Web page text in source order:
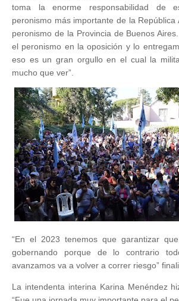
toma la enorme responsabilidad de
peronismo más importante de la
peronismo de la Provincia de Buenos
el peronismo en la oposición y lo
eso es un gran orgullo en el cual la
mucho que ver”.
“En el 2023 tenemos que garantizar
gobernando porque de lo contrario
avanzamos va a volver a correr riesgo”
La intendenta interina Karina Menéndez